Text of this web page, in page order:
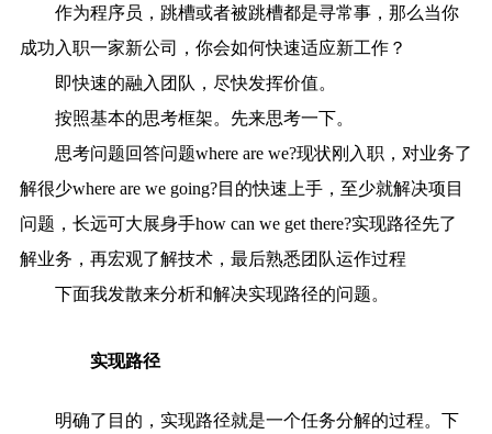
作为程序员，跳槽或者被跳槽都是寻常事，那么当你
成功入职一家新公司， 你会如何快速适应新工作？
即快速的融入团队，尽快发挥价值。
按照基本的思考框架。先来思考一下。
思考问题回答问题where are we?现状刚入职，对业务了
解很少where are we going?目的快速上手，至少就解决项目
问题，长远可大展身手how can we get there?实现路径先了
解业务，再宏观了解技术，最后熟悉团队运作过程
下面我发散来分析和解决实现路径的问题。
实现路径
明确了目的，实现路径就是一个任务分解的过程。下